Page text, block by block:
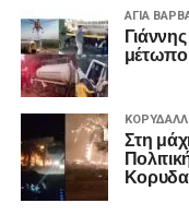
ΑΓΙΑ
Στη